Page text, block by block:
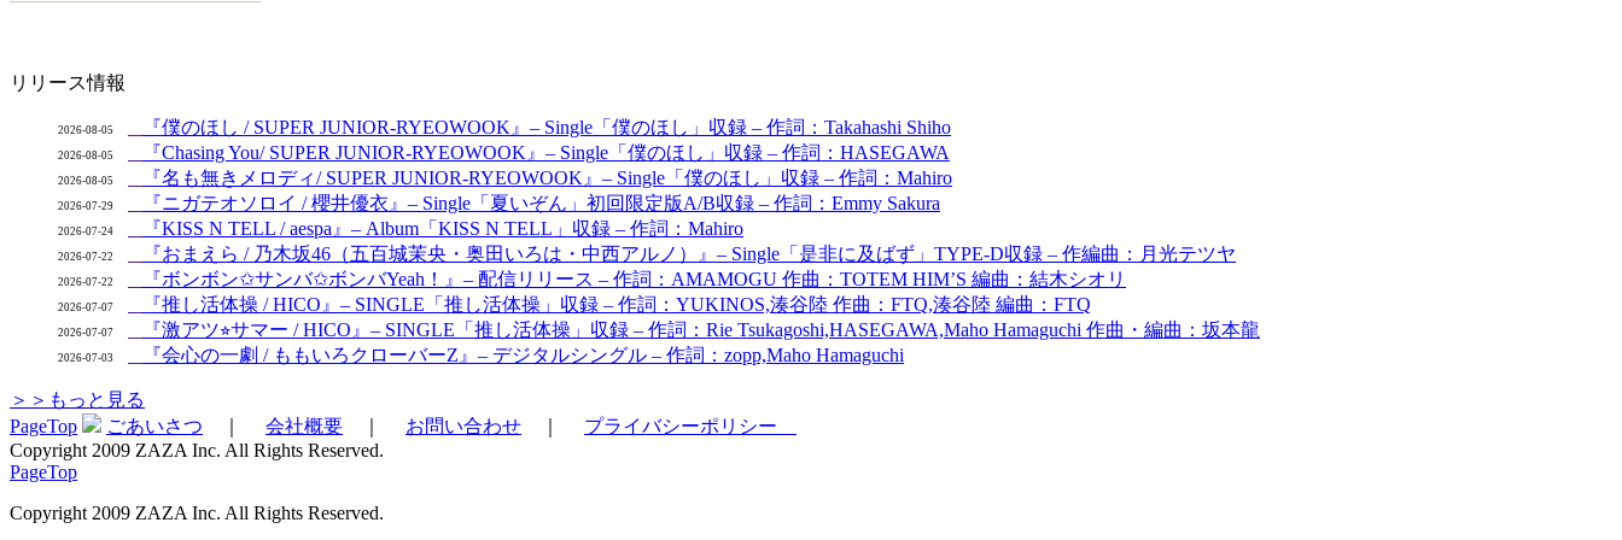
リリース情報
2026-08-05 『僕のほし / SUPER JUNIOR-RYEOWOOK』– Single「僕のほし」収録 – 作詞：Takahashi Shiho
2026-08-05 『Chasing You/ SUPER JUNIOR-RYEOWOOK』– Single「僕のほし」収録 – 作詞：HASEGAWA
2026-08-05 『名も無きメロディ/ SUPER JUNIOR-RYEOWOOK』– Single「僕のほし」収録 – 作詞：Mahiro
2026-07-29 『ニガテオソロイ / 櫻井優衣』– Single「夏いぞん」初回限定版A/B収録 – 作詞：Emmy Sakura
2026-07-24 『KISS N TELL / aespa』– Album「KISS N TELL」収録 – 作詞：Mahiro
2026-07-22 『おまえら / 乃木坂46（五百城茉央・奥田いろは・中西アルノ）』– Single「是非に及ばず」TYPE-D収録 – 作編曲：月光テツヤ
2026-07-22 『ボンボン✩サンバ✩ボンバYeah！』– 配信リリース – 作詞：AMAMOGU 作曲：TOTEM HIM’S 編曲：結木シオリ
2026-07-07 『推し活体操 / HICO』– SINGLE「推し活体操」収録 – 作詞：YUKINOS,湊谷陸 作曲：FTQ,湊谷陸 編曲：FTQ
2026-07-07 『激アツ⭐︎サマー / HICO』– SINGLE「推し活体操」収録 – 作詞：Rie Tsukagoshi,HASEGAWA,Maho Hamaguchi 作曲・編曲：坂本龍
2026-07-03 『会心の一劇 / ももいろクローバーZ』– デジタルシングル – 作詞：zopp,Maho Hamaguchi
＞＞もっと見る
PageTop
ごあいさつ 会社概要 お問い合わせ
プライバシーポリシー
Copyright 2009 ZAZA Inc. All Rights Reserved.
PageTop
Copyright 2009 ZAZA Inc. All Rights Reserved.